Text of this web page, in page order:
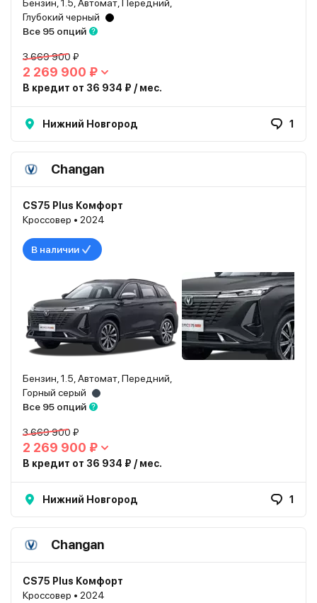
Бензин, 1.5, Автомат, Передний,
Глубокий черный
Все 95 опций
3 669 900 ₽
2 269 900 ₽
В кредит от 36 934 ₽ / мес.
Нижний Новгород 1
Changan
CS75 Plus Комфорт
Кроссовер • 2024
В наличии
Бензин, 1.5, Автомат, Передний,
Горный серый
Все 95 опций
3 669 900 ₽
2 269 900 ₽
В кредит от 36 934 ₽ / мес.
Нижний Новгород 1
Changan
CS75 Plus Комфорт
Кроссовер • 2024